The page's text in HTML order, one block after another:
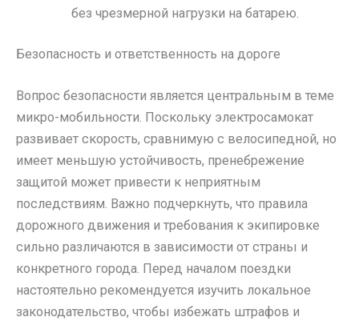
без чрезмерной нагрузки на батарею.
Безопасность и ответственность на дороге
Вопрос безопасности является центральным в теме
микро-мобильности. Поскольку электросамокат
развивает скорость, сравнимую с велосипедной, но
имеет меньшую устойчивость, пренебрежение
защитой может привести к неприятным
последствиям. Важно подчеркнуть, что правила
дорожного движения и требования к экипировке
сильно различаются в зависимости от страны и
конкретного города. Перед началом поездки
настоятельно рекомендуется изучить локальное
законодательство, чтобы избежать штрафов и